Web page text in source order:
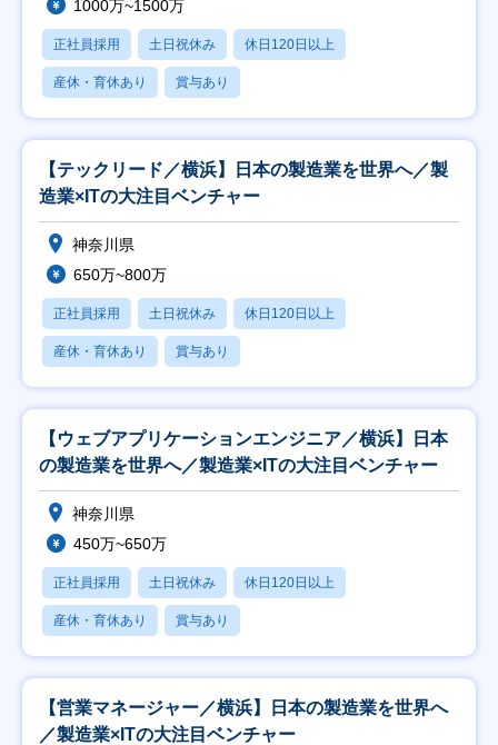
1000万~1500万
正社員採用 土日祝休み 休日120日以上
産休・育休あり 賞与あり
【テックリード／横浜】日本の製造業を世界へ／製
造業×ITの大注目ベンチャー
神奈川県
650万~800万
正社員採用 土日祝休み 休日120日以上
産休・育休あり 賞与あり
【ウェブアプリケーションエンジニア／横浜】日本
の製造業を世界へ／製造業×ITの大注目ベンチャー
神奈川県
450万~650万
正社員採用 土日祝休み 休日120日以上
産休・育休あり 賞与あり
【営業マネージャー／横浜】日本の製造業を世界へ
／製造業×ITの大注目ベンチャー